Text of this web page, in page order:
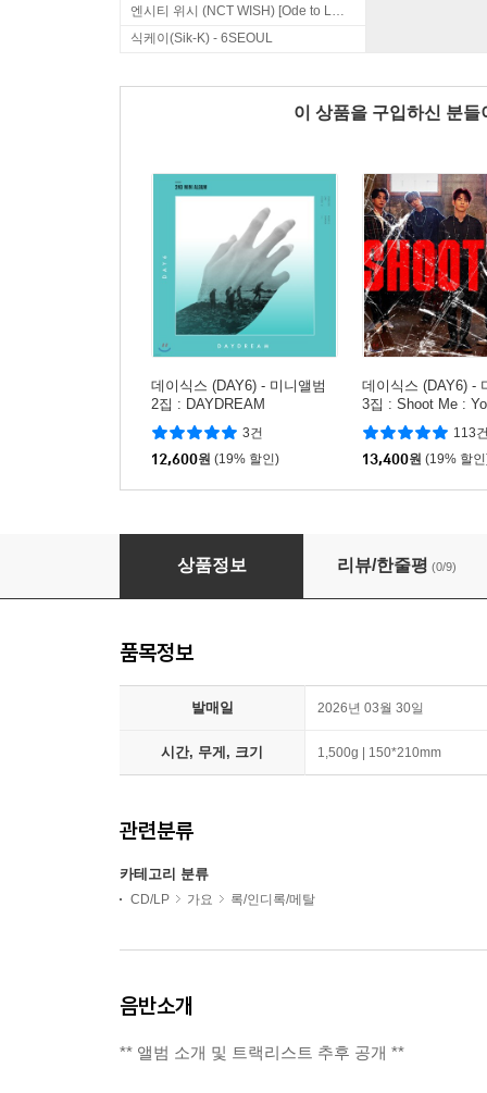
엔시티 위시 (NCT WISH) [Ode to Love]
식케이(Sik-K) - 6SEOUL
이 상품을 구입하신 분
데이식스 (DAY6) - 미니앨범
2집 : DAYDREAM
3건
12,600원 (19% 할인)
데이식스 (DAY6) -
3집 : Shoot Me :
1 [버전 랜덤 출고]
113
13,400원 (19% 할
원필 (DAY6) - Unpiltered [2종 중 1종 랜덤발송]
상품정보 리뷰/한줄평 (0/9)
품목정보
발매일 2026년 03월 30일
시간, 무게, 크기 1,500g | 150*210mm
관련분류
카테고리 분류
CD/LP 가요 록/인디록/메탈
음반소개
** 앨범 소개 및 트랙리스트 추후 공개 **